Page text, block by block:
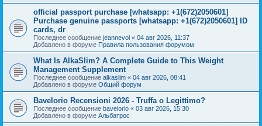
official passport purchase [whatsapp: +1(672)2050601]
Purchase genuine passports [whatsapp: +1(672)2050601] ID
cards, dr
Последнее сообщение jeannevol « 04 авг 2026, 11:37
Добавлено в форуме Правила пользования форумом
What Is AlkaSlim? A Complete Guide to This Weight
Management Supplement
Последнее сообщение alkaslim « 04 авг 2026, 08:41
Добавлено в форуме Общий форум
Bavelorio Recensioni 2026 - Truffa o Legittimo?
Последнее сообщение bavelorio « 03 авг 2026, 15:30
Добавлено в форуме Альбатрос